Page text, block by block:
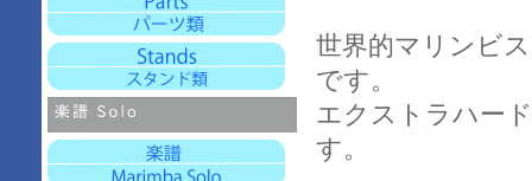
世界的マリンビ
です。
エクストラハー
す。